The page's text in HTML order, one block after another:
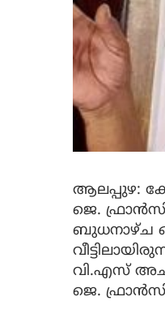
ആലപ്പുഴ:
ജെ.
ബുധനാഴ്ച
വി.എസ്
ജെ.